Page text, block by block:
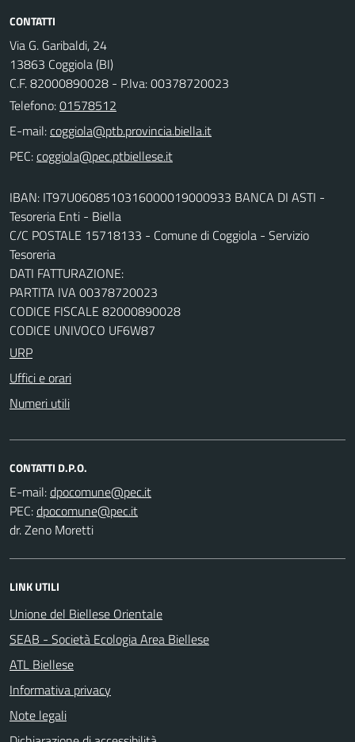
CONTATTI
Via G. Garibaldi, 24
13863 Coggiola (BI)
C.F. 82000890028 - P.Iva: 00378720023
Telefono:01578512
E-mail:
PEC:
IBAN: IT97U0608510316000019000933 BANCA DI ASTI -
Tesoreria Enti - Biella
C/C POSTALE 15718133 - Comune di Coggiola - Servizio
Tesoreria
DATI FATTURAZIONE:
PARTITA IVA 00378720023
CODICE FISCALE 82000890028
CODICE UNIVOCO UF6W87
URP
Uffici e orari
Numeri utili
CONTATTI D.P.O.
E-mail:
PEC:
dr. Zeno Moretti
LINK UTILI
Unione del Biellese Orientale
SEAB - Società Ecologia Area Biellese
ATL Biellese
Informativa privacy
Note legali